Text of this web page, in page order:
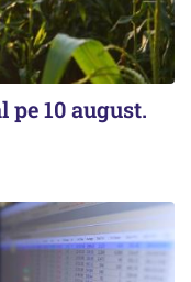
10 august.